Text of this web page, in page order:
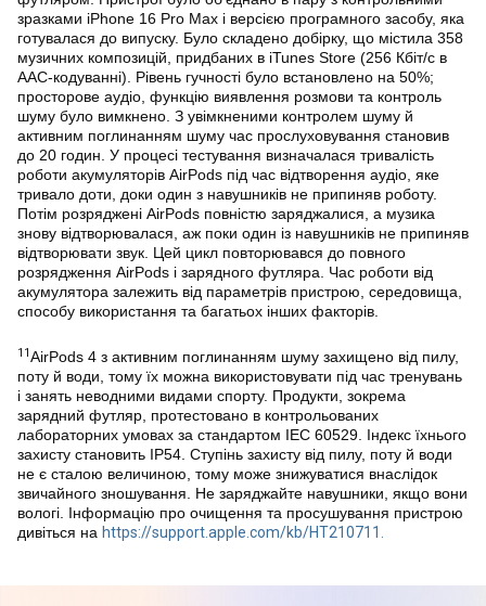
зразками iPhone 16 Pro Max і версією програмного засобу, яка
готувалася до випуску. Було складено добірку, що містила 358
музичних композицій, придбаних в iTunes Store (256 Кбіт/с в
AAC‑кодуванні). Рівень гучності було встановлено на 50%;
просторове аудіо, функцію виявлення розмови та контроль
шуму було вимкнено. З увімкненими контролем шуму й
активним поглинанням шуму час прослуховування становив
до 20 годин. У процесі тестування визначалася тривалість
роботи акумуляторів AirPods під час відтворення аудіо, яке
тривало доти, доки один з навушників не припиняв роботу.
Потім розряджені AirPods повністю заряджалися, а музика
знову відтворювалася, аж поки один із навушників не припиняв
відтворювати звук. Цей цикл повторювався до повного
розрядження AirPods і зарядного футляра. Час роботи від
акумулятора залежить від параметрів пристрою, середовища,
способу використання та багатьох інших факторів.
11AirPods 4 з активним поглинанням шуму захищено від пилу,
поту й води, тому їх можна використовувати під час тренувань
і занять неводними видами спорту. Продукти, зокрема
зарядний футляр, протестовано в контрольованих
лабораторних умовах за стандартом IEC 60529. Індекс їхнього
захисту становить IP54. Ступінь захисту від пилу, поту й води
не є сталою величиною, тому може знижуватися внаслідок
звичайного зношування. Не заряджайте навушники, якщо вони
вологі. Інформацію про очищення та просушування пристрою
дивіться на https://support.apple.com/kb/HT210711.